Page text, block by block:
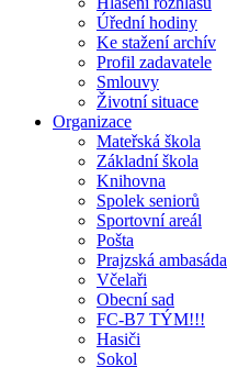
Úřední hodiny
Ke stažení archív
Profil zadavatele
Smlouvy
Životní situace
Organizace
Mateřská škola
Základní škola
Knihovna
Spolek seniorů
Sportovní areál
Pošta
Prajzská ambasáda
Včelaři
Obecní sad
FC-B7 TÝM!!!
Hasiči
Sokol